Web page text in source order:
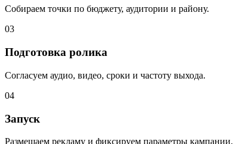
Собираем точки по бюджету, аудитории и району.
03
Подготовка ролика
Согласуем аудио, видео, сроки и частоту выхода.
04
Запуск
Размещаем рекламу и фиксируем параметры кампании.